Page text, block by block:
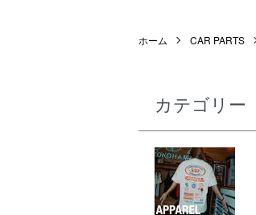
ホーム CAR PARTS
カテゴリー